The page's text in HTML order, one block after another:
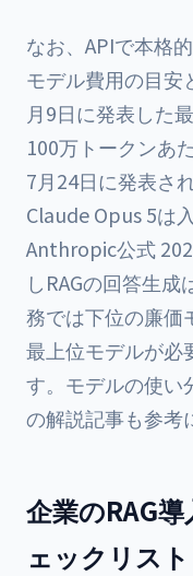
なお、APIで本格
モデル費用の目
月9日に発表した
100万トークンあ
7月24日に発表さ
Claude Opus 5は
Anthropic公式
しRAGの回答生
務では下位の廉価
最上位モデルが必
す。モデルの使い
の解説記事も参考
企業のRAG
ェックリスト